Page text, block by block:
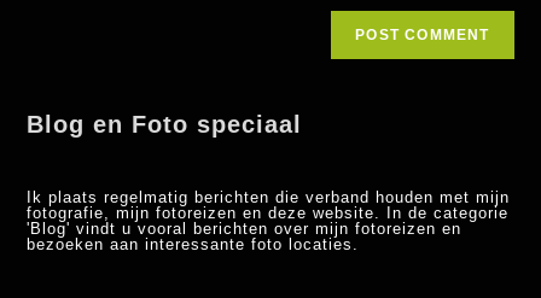
Blog en Foto speciaal
Ik plaats regelmatig berichten die verband houden met mijn
fotografie, mijn fotoreizen en deze website. In de categorie
'Blog' vindt u vooral berichten over mijn fotoreizen en
bezoeken aan interessante foto locaties.